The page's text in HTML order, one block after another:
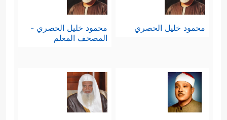
محمود خليل الحصري
محمود خليل الحصري -
المصحف المعلم